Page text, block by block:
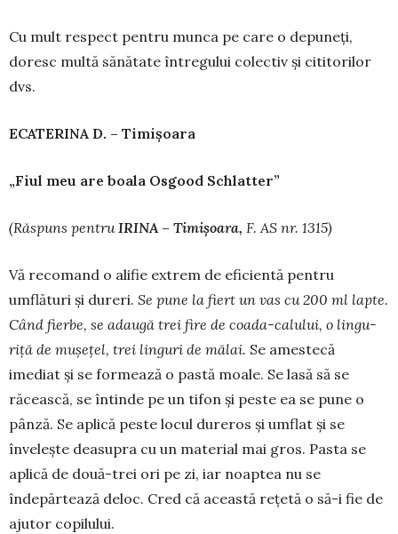
Cu mult respect pentru munca pe care o de­pu­neți,
doresc multă sănătate între­gului colectiv și cititorilor
dvs.
ECATERINA D. – Timișoara
„Fiul meu are boala Osgood Schlatter”
(Răspuns pentruIRINA – Timișoara, F. AS nr. 1315)
Vă recomand o alifie extrem de eficientă pen­tru
umflături și dureri. Se pune la fiert un vas cu 200 ml lapte.
Când fierbe, se adaugă trei fire de coada-calului, o lingu­
riță de mușețel, trei linguri de mălai. Se amestecă
imediat și se formează o pastă moale. Se lasă să se
răcească, se întinde pe un tifon și peste ea se pune o
pânză. Se aplică peste locul dureros și umflat și se
învelește deasupra cu un material mai gros. Pasta se
aplică de două-trei ori pe zi, iar noaptea nu se
îndepărtează deloc. Cred că această rețe­tă o să-i fie de
ajutor copilului.